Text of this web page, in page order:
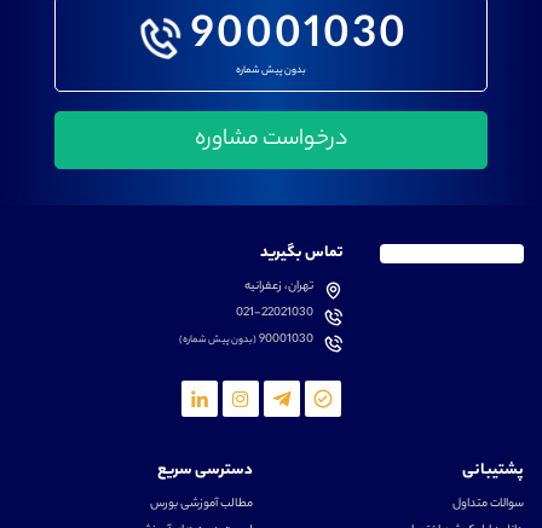
90001030
بدون پیش شماره
تماس بگیرید
تهران، زعفرانیه
021-22021030
90001030(بدون پیش شماره)
پشتیبانی
سوالات متداول
دسترسی سریع
مطالب آموزشی بورس